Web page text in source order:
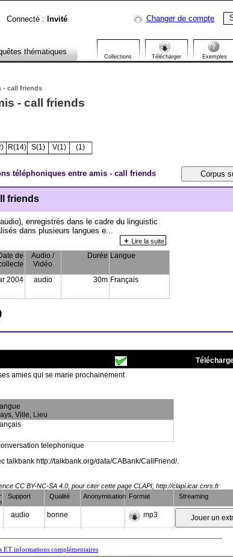
Connecté : Invité Changer de compte
thématiques
Collections Télécharger Exemples
enregistrés dans le cadre du linguistic
dans plusieurs langues e...
de
Audio /
Vidéo
Durée Langue
2004 audio 30m Français
+ Lire la suite
R(14) S(1) V(1) ­(1)
téléphoniques entre amis - call friends
amies qui se marie prochainement
Ville, Lieu
telephonique
talkbank http://talkbank.org/data/CABank/CallFriend/.
CC BY-NC-SA 4.0, pour citer cette page CLAPI, http://clapi.icar.cnrs.fr
Support Qualité Anonymisation Format Streaming
audio bonne mp3
ET informations complémentaires
- call friends
- call friends
friends